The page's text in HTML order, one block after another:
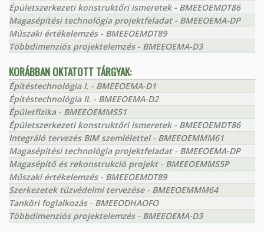
Épületszerkezeti konstruktőri ismeretek - BMEEOEMDT86
Magasépítési technológia projektfeladat - BMEEOEMA-DP
Műszaki értékelemzés - BMEEOEMDT89
Többdimenziós projektelemzés - BMEEOEMA-D3
KORÁBBAN OKTATOTT TÁRGYAK:
Építéstechnológia I. - BMEEOEMA-D1
Építéstechnológia II. - BMEEOEMA-D2
Épületfizika - BMEEOEMMS51
Épületszerkezeti konstruktőri ismeretek - BMEEOEMDT86
Integráló tervezés BIM szemlélettel - BMEEOEMMM61
Magasépítési technológia projektfeladat - BMEEOEMA-DP
Magasépítő és rekonstrukció projekt - BMEEOEMMS5P
Műszaki értékelemzés - BMEEOEMDT89
Szerkezetek tűzvédelmi tervezése - BMEEOEMMM64
Tanköri foglalkozás - BMEEODHAOFO
Többdimenziós projektelemzés - BMEEOEMA-D3